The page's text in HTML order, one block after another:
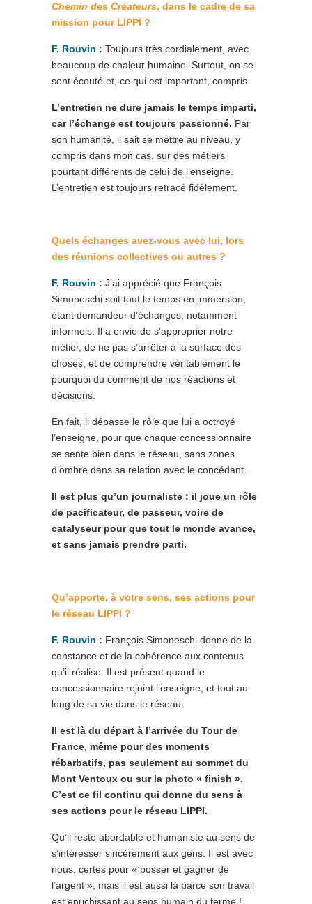
Chemin des Créateurs, dans le cadre de sa
mission pour LIPPI ?
F. Rouvin : Toujours très cordialement, avec
beaucoup de chaleur humaine. Surtout, on se
sent écouté et, ce qui est important, compris.
L’entretien ne dure jamais le temps imparti,
car l’échange est toujours passionné. Par
son humanité, il sait se mettre au niveau, y
compris dans mon cas, sur des métiers
pourtant différents de celui de l’enseigne.
L’entretien est toujours retracé fidèlement.
Quels échanges avez-vous avec lui, lors
des réunions collectives ou autres ?
F. Rouvin : J’ai apprécié que François
Simoneschi soit tout le temps en immersion,
étant demandeur d’échanges, notamment
informels. Il a envie de s’approprier notre
métier, de ne pas s’arrêter à la surface des
choses, et de comprendre véritablement le
pourquoi du comment de nos réactions et
décisions.
En fait, il dépasse le rôle que lui a octroyé
l’enseigne, pour que chaque concessionnaire
se sente bien dans le réseau, sans zones
d’ombre dans sa relation avec le concédant.
Il est plus qu’un journaliste : il joue un rôle
de pacificateur, de passeur, voire de
catalyseur pour que tout le monde avance,
et sans jamais prendre parti.
Qu’apporte, à votre sens, ses actions pour
le réseau LIPPI ?
F. Rouvin : François Simoneschi donne de la
constance et de la cohérence aux contenus
qu’il réalise. Il est présent quand le
concessionnaire rejoint l’enseigne, et tout au
long de sa vie dans le réseau.
Il est là du départ à l’arrivée du Tour de
France, même pour des moments
rébarbatifs, pas seulement au sommet du
Mont Ventoux ou sur la photo « finish ».
C’est ce fil continu qui donne du sens à
ses actions pour le réseau LIPPI.
Qu’il reste abordable et humaniste au sens de
s’intéresser sincèrement aux gens. Il est avec
nous, certes pour « bosser et gagner de
l’argent », mais il est aussi là parce son travail
est enrichissant au sens humain du terme !